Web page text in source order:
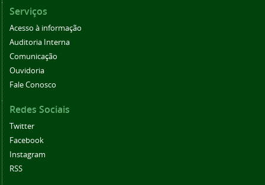
Serviços
Acesso à informação
Auditoria Interna
Comunicação
Ouvidoria
Fale Conosco
Redes Sociais
Twitter
Facebook
Instagram
RSS